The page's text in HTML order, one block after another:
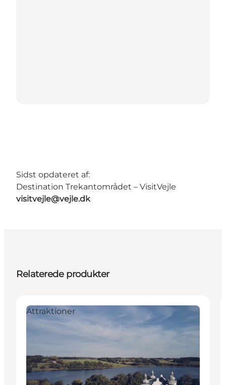
Sidst opdateret af:
Destination Trekantområdet – VisitVejle
visitvejle@vejle.dk
Relaterede produkter
Attraktioner